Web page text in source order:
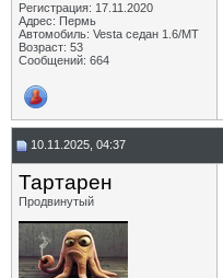
Регистрация: 17.11.2020
Адрес: Пермь
Автомобиль: Vesta седан 1.6/МТ
Возраст: 53
Сообщений: 664
10.11.2025, 04:37
Тартарен
Продвинутый